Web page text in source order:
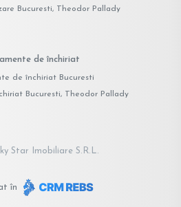
Bucuresti, Theodor Pallady
de închiriat
de închiriat Bucuresti
Bucuresti, Theodor Pallady
Star Imobiliare S.R.L.
în